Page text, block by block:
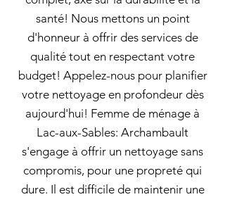
santé! Nous mettons un point
d'honneur à offrir des services de
qualité tout en respectant votre
budget! Appelez-nous pour planifier
votre nettoyage en profondeur dès
aujourd'hui! Femme de ménage à
Lac-aux-Sables: Archambault
s'engage à offrir un nettoyage sans
compromis, pour une propreté qui
dure. Il est difficile de maintenir une